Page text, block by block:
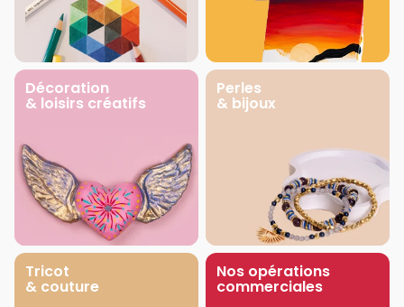
Décoration
& loisirs créatifs
Perles
& bijoux
Tricot
& couture
Nos opérations
commerciales